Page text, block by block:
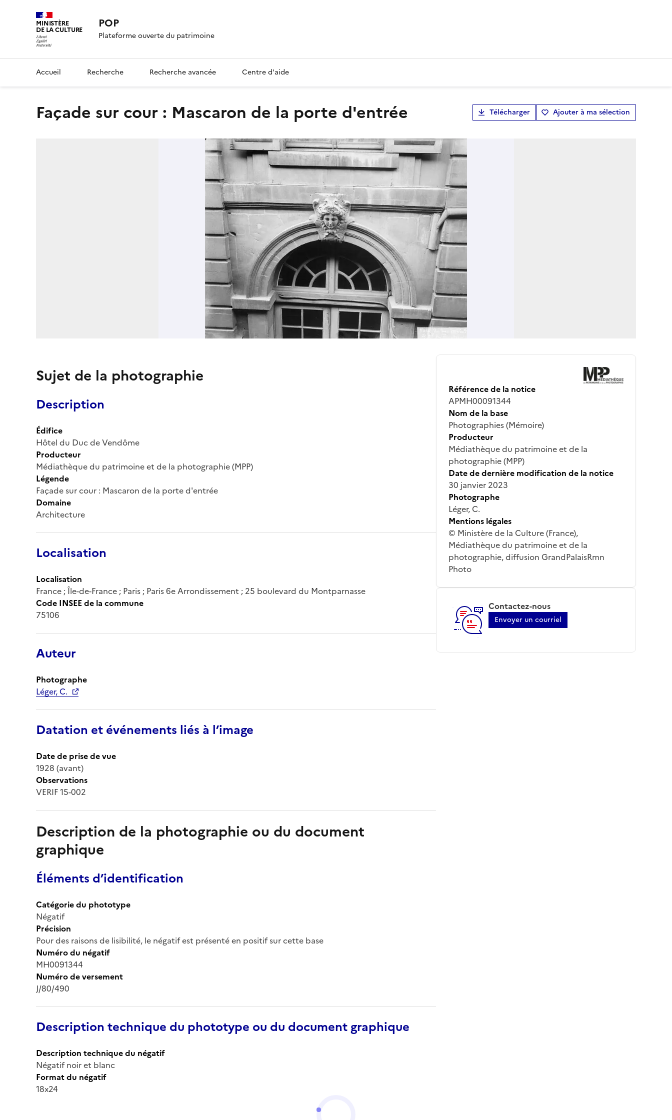
MINISTÈRE
DE LA CULTURE POP
Plateforme ouverte du patrimoine
Accueil Recherche Recherche avancée Centre d'aide
Façade sur cour : Mascaron de la porte d'entrée Télécharger Ajouter à ma sélection
Sujet de la photographie
Description
Édifice
Hôtel du Duc de Vendôme
Producteur
Médiathèque du patrimoine et de la photographie (MPP)
Légende
Façade sur cour : Mascaron de la porte d'entrée
Domaine
Architecture
Localisation
Localisation
France ; Île-de-France ; Paris ; Paris 6e Arrondissement ; 25 boulevard du Montparnasse
Code INSEE de la commune
75106
Auteur
Photographe
Léger, C.
Datation et événements liés à l’image
Date de prise de vue
1928 (avant)
Observations
VERIF 15-002
Description de la photographie ou du document
graphique
Éléments d’identification
Catégorie du phototype
Négatif
Précision
Pour des raisons de lisibilité, le négatif est présenté en positif sur cette base
Numéro du négatif
MH0091344
Numéro de versement
J/80/490
Description technique du phototype ou du document graphique
Description technique du négatif
Négatif noir et blanc
Format du négatif
18x24
Référence de la notice
APMH00091344
Nom de la base
Photographies (Mémoire)
Producteur
Médiathèque du patrimoine et de la
photographie (MPP)
Date de dernière modification de la notice
30 janvier 2023
Photographe
Léger, C.
Mentions légales
© Ministère de la Culture (France),
Médiathèque du patrimoine et de la
photographie, diffusion GrandPalaisRmn
Photo
Contactez-nous
Envoyer un courriel